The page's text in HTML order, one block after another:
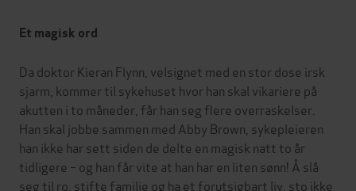
Et magisk ord
Da doktor Kieran Flynn, velsignet med en stor dose irsk
sjarm, kommer til sykehuset hvor han skal vikariere på
akutten i to måneder, får han seg flere overraskelser.
Han skal jobbe sammen med Abby Brown, sykepleieren
han ikke har sett siden de delte en magisk natt to år
tidligere – og han får vite at han har en liten sønn! Å slå
seg til ro, stifte familie og ha et forutsigbart liv, sto ikke